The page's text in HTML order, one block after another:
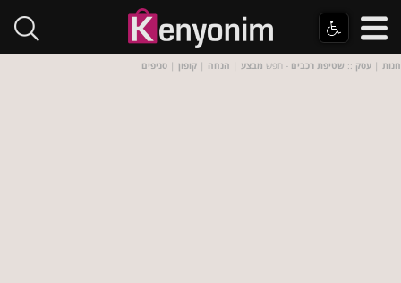
חנות | עסק :: שטיפת רכבים - חפש מבצע | הנחה | קופון | סניפים